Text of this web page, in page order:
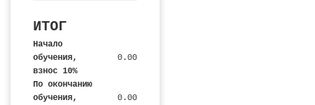
ИТОГ
Начало
обучения,
взнос 10%
0.00
По окончанию
обучения,
0.00